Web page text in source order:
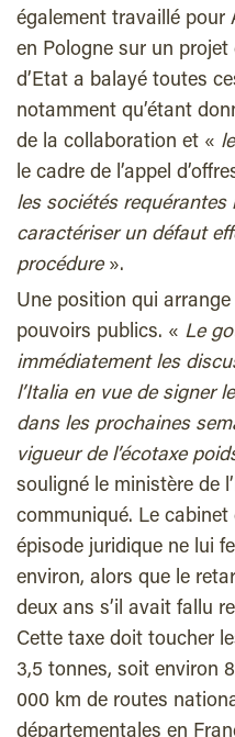
également travaillé pour
en Pologne sur un projet
d’Etat a balayé toutes
notamment qu’étant
de la collaboration et «
le cadre de l’appel
les sociétés
caractériser un défaut
procédure».
Une position qui
pouvoirs publics. « Le
immédiatement les
l’Italia en vue de signer
dans les prochaines
vigueur de l’écotaxe
souligné le ministère de
communiqué. Le
épisode juridique ne lui
environ, alors que le
deux ans s’il avait fallu
Cette taxe doit toucher
3,5 tonnes, soit environ
000 km de routes
départementales en